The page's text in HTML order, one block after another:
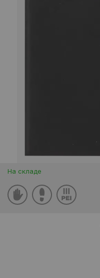
На складе